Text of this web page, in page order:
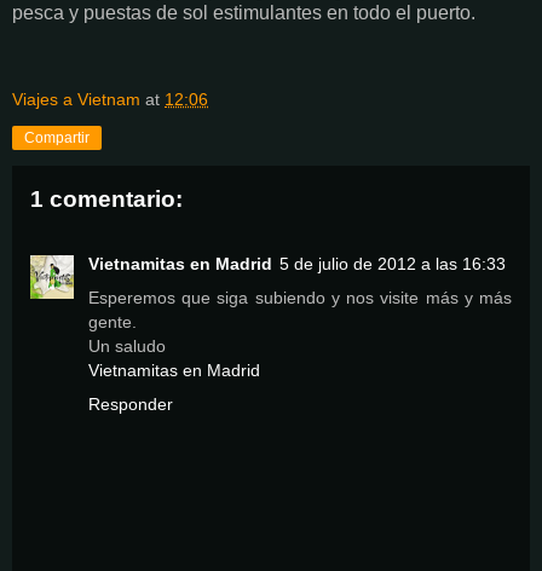
pesca y puestas de sol estimulantes en todo el puerto.
Viajes a Vietnam at 12:06
Compartir
1 comentario:
Vietnamitas en Madrid 5 de julio de 2012 a las 16:33
Esperemos que siga subiendo y nos visite más y más
gente.
Un saludo
Vietnamitas en Madrid
Responder